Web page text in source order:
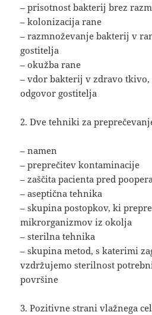
– prisotnost bakterij brez
– kolonizacija rane
– razmnoževanje bakterij v
gostitelja
– okužba rane
– vdor bakterij v zdravo
odgovor gostitelja
2. Dve tehniki za
– namen
– preprečitev kontaminacije
– zaščita pacienta pred
– aseptična tehnika
– skupina postopkov, ki
mikrorganizmov iz okolja
– sterilna tehnika
– skupina metod, s katerimi
vzdržujemo sterilnost
površine
3. Pozitivne strani vlažnega